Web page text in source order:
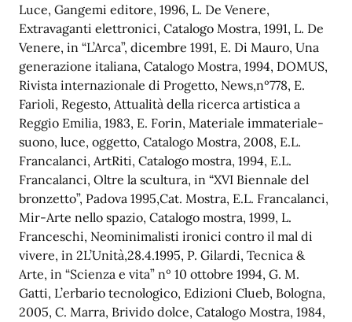
Luce, Gangemi editore, 1996, L. De Venere,
Extravaganti elettronici, Catalogo Mostra, 1991, L. De
Venere, in “L’Arca”, dicembre 1991, E. Di Mauro, Una
generazione italiana, Catalogo Mostra, 1994, DOMUS,
Rivista internazionale di Progetto, News,nº778, E.
Farioli, Regesto, Attualità della ricerca artistica a
Reggio Emilia, 1983, E. Forin, Materiale immateriale-
suono, luce, oggetto, Catalogo Mostra, 2008, E.L.
Francalanci, ArtRiti, Catalogo mostra, 1994, E.L.
Francalanci, Oltre la scultura, in “XVI Biennale del
bronzetto”, Padova 1995,Cat. Mostra, E.L. Francalanci,
Mir-Arte nello spazio, Catalogo mostra, 1999, L.
Franceschi, Neominimalisti ironici contro il mal di
vivere, in 2L’Unità,28.4.1995, P. Gilardi, Tecnica &
Arte, in “Scienza e vita” nº 10 ottobre 1994, G. M.
Gatti, L’erbario tecnologico, Edizioni Clueb, Bologna,
2005, C. Marra, Brivido dolce, Catalogo Mostra, 1984,